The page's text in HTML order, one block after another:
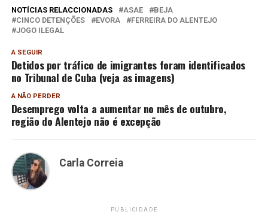
NOTÍCIAS RELACCIONADAS ASAE
BEJA
CINCO DETENÇÕES
EVORA
FERREIRA DO ALENTEJO
JOGO ILEGAL
A SEGUIR
Detidos por tráfico de imigrantes foram identificados
no Tribunal de Cuba (veja as imagens)
A NÃO PERDER
Desemprego volta a aumentar no mês de outubro,
região do Alentejo não é excepção
Carla Correia
PUBLICIDADE